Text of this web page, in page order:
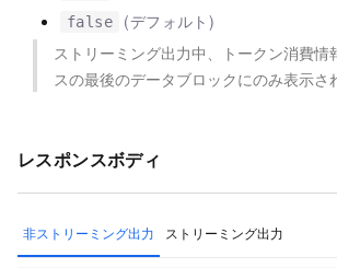
false
(デフォルト)
ストリーミング出力中、トークン消費情
スの最後のデータブロックにのみ表示さ
レスポンスボディ
非ストリーミング出力 ストリーミング出力